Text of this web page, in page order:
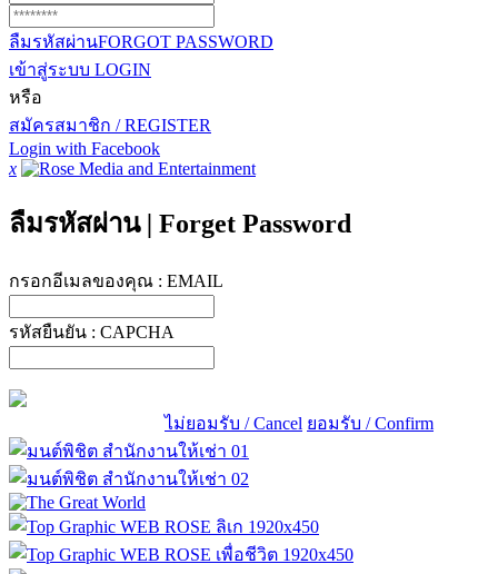
ลืมรหัสผ่านFORGOT PASSWORD
เข้าสู่ระบบ LOGIN
หรือ
สมัครสมาชิก / REGISTER
Login with Facebook
x
ลืมรหัสผ่าน | Forget Password
กรอกอีเมลของคุณ : EMAIL
รหัสยืนยัน : CAPCHA
ไม่ยอมรับ / Cancel ยอมรับ / Confirm